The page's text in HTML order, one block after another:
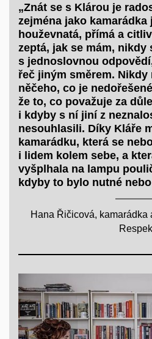
„Znát se s Klárou je
zejména jako kamarádka
houževnatá, přímá a
zeptá, jak se mám, nikdy
s jednoslovnou
řeč jiným směrem. Nikdy
něčeho, co je
že to, co považuje za
i kdyby s ní jiní z
nesouhlasili. Díky Kláře
kamarádku, která se
i lidem kolem sebe, a
vyšplhala na lampu
kdyby to bylo nutné
Hana Řičicová, kamarádka